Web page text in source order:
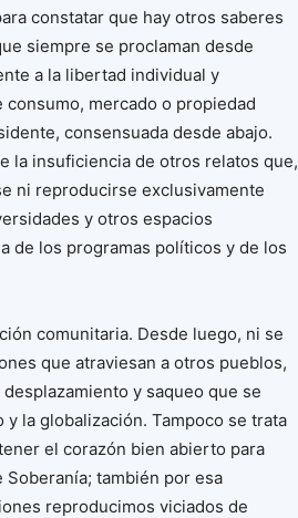
constatar que hay otros saberes
siempre se proclaman desde
a la libertad individual y
mercado o propiedad
consensuada desde abajo.
la insuficiencia de otros relatos que,
ni reproducirse exclusivamente
y otros espacios
de los programas políticos y de los
comunitaria. Desde luego, ni se
que atraviesan a otros pueblos,
y saqueo que se
la globalización. Tampoco se trata
el corazón bien abierto para
también por esa
reproducimos viciados de